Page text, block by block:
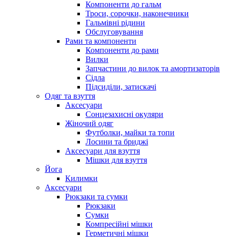
Компоненти до гальм
Троси, сорочки, наконечники
Гальмівні рідини
Обслуговування
Рами та компоненти
Компоненти до рами
Вилки
Запчастини до вилок та амортизаторів
Сідла
Підсиділи, затискачі
Одяг та взуття
Аксесуари
Сонцезахисні окуляри
Жіночий одяг
Футболки, майки та топи
Лосини та бриджі
Аксесуари для взуття
Мішки для взуття
Йога
Килимки
Аксесуари
Рюкзаки та сумки
Рюкзаки
Сумки
Компресійні мішки
Герметичні мішки